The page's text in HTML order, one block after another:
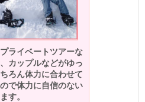
ライベートツアーな
カップルなどがゆっ
ろん体力に合わせて
で体力に自信のない
す。